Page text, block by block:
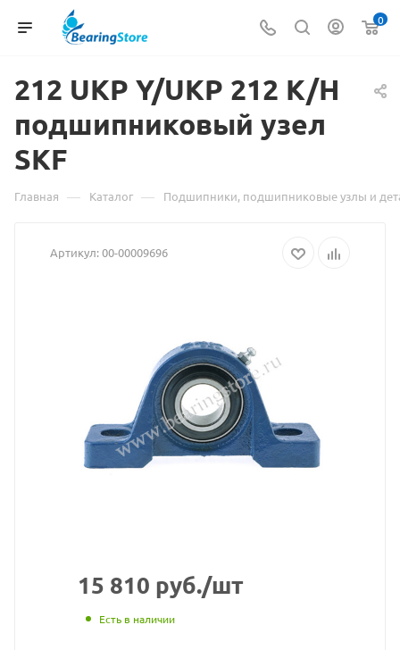
0
212 UKP Y/UKP 212
о
212
Y/UKP
SKF
взят
K/H
подшипниковый узел
SKF
Главная — Каталог — Подшипники, подшипниковые узлы и
Артикул:00-00009696
15 810 руб./шт
Есть в наличии